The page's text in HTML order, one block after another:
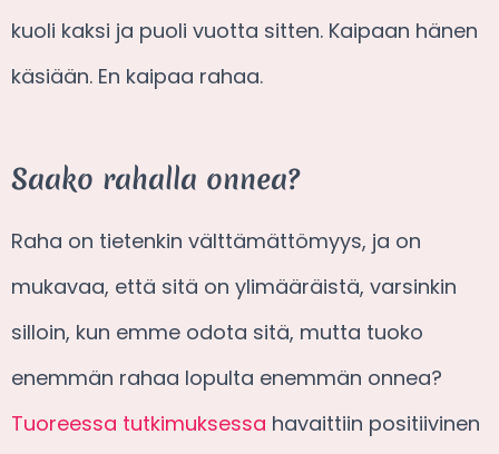
kuoli kaksi ja puoli vuotta sitten. Kaipaan hänen
käsiään. En kaipaa rahaa.
Saako rahalla onnea?
Raha on tietenkin välttämättömyys, ja on
mukavaa, että sitä on ylimääräistä, varsinkin
silloin, kun emme odota sitä, mutta tuoko
enemmän rahaa lopulta enemmän onnea?
Tuoreessa tutkimuksessa havaittiin positiivinen